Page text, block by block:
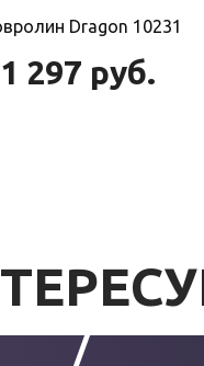
Dragon 10231
1 297 руб.